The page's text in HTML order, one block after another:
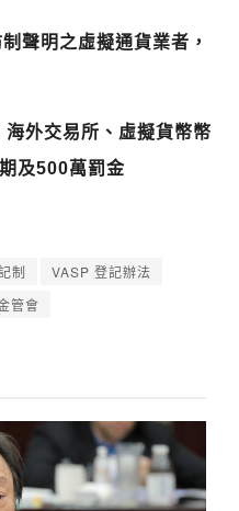
聲明之虛擬通貨業者，
外交易所、虛擬貨幣幣
及500萬罰金
制
VASP 登記辦法
管會